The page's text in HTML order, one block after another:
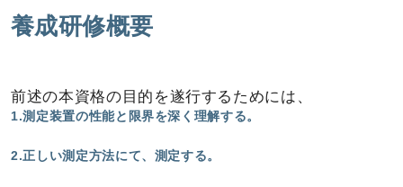
養成研修概要
前述の本資格の目的を遂行するためには、
1.測定装置の性能と限界を深く理解する。
2.正しい測定方法にて、測定する。